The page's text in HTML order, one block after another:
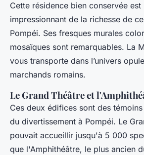
Cette résidence bien conservée est
impressionnant de la richesse de
Pompéi. Ses fresques murales
mosaïques sont remarquables. La
vous transporte dans l’univers
marchands romains.
Le Grand Théâtre et
Ces deux édifices sont des
du divertissement à Pompéi. Le
pouvait accueillir jusqu'à 5 000
que l'Amphithéâtre, le plus ancien